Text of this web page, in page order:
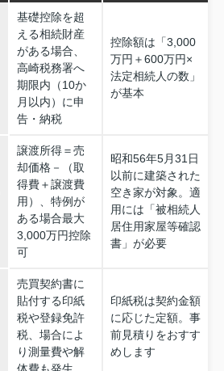
基礎控除を超
える相続財産
がある場合、
高崎税務署へ
期限内（10か
月以内）に申
告・納税
控除額は「3,000
万円＋600万円×
法定相続人の数」
が基本
譲渡所得＝売
却価格－（取
得費＋譲渡費
用）、特例が
ある場合最大
3,000万円控除
可
昭和56年5月31日
以前に建築された
空き家が対象。適
用には「被相続人
居住用家屋等確認
書」が必要
売買契約書に
貼付する印紙
税や登録免許
税、場合によ
り測量費や解
印紙税は契約金額
に応じた定額。事
前見積りをおすす
めします